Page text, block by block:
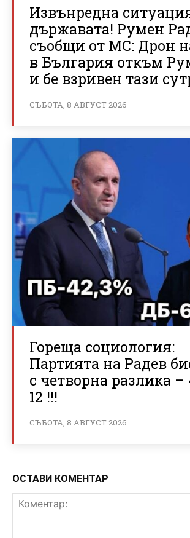
Извънредна
държавата! Румен
съобщи от МС: Дрон
в България откъм
и бе взривен тази
СЪБОТА, 8 АВГУСТ 2026
Гореща социология:
Партията на Радев
с четворна разлика –
12 !!!
СЪБОТА, 8 АВГУСТ 2026
ОСТАВИ КОМЕНТАР